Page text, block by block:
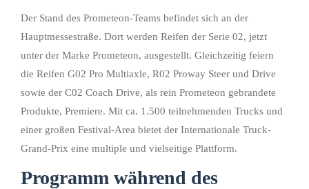
Der Stand des Prometeon-Teams befindet sich an der
Hauptmessestraße. Dort werden Reifen der Serie 02, jetzt
unter der Marke Prometeon, ausgestellt. Gleichzeitig feiern
die Reifen G02 Pro Multiaxle, R02 Proway Steer und Drive
sowie der C02 Coach Drive, als rein Prometeon gebrandete
Produkte, Premiere. Mit ca. 1.500 teilnehmenden Trucks und
einer großen Festival-Area bietet der Internationale Truck-
Grand-Prix eine multiple und vielseitige Plattform.
Programm während des